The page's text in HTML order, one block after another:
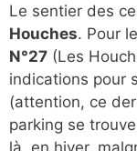
Le sentier des
Houches. Pour
N°27 (Les
indications pour
(attention, ce
parking se
là, en hiver,